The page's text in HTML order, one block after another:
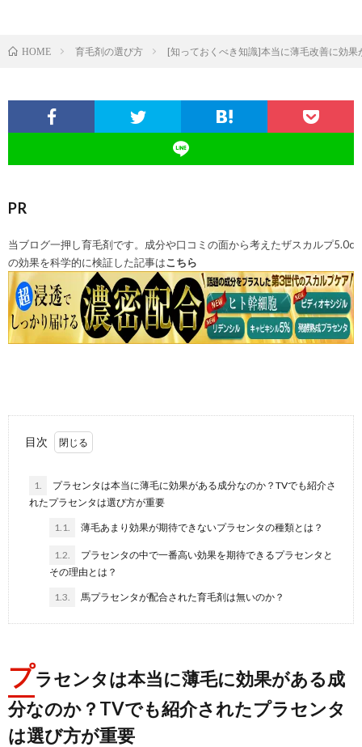
HOME 育毛剤の選び方 [知っておくべき知識]本当に薄毛改善に効
PR
当ブログ一押し育毛剤です。成分や口コミの面から考えたザスカルプ5.0c
の効果を科学的に検証した記事はこちら
目次
1.
プラセンタは本当に薄毛に効果がある成分なのか？TVでも紹介さ
れたプラセンタは選び方が重要
1.1. 薄毛あまり効果が期待できないプラセンタの種類とは？
1.2.
プラセンタの中で一番高い効果を期待できるプラセンタと
その理由とは？
1.3. 馬プラセンタが配合された育毛剤は無いのか？
プラセンタは本当に薄毛に効果がある成
分なのか？TVでも紹介されたプラセンタ
は選び方が重要